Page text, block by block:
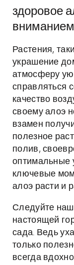
здоровое
вниманием
Растения,
украшение
атмосферу
справляться
качество
своему алоэ
взамен
полезное
полив,
оптимальные
ключевые
алоэ расти и
Следуйте
настоящей
сада. Ведь
только
всегда